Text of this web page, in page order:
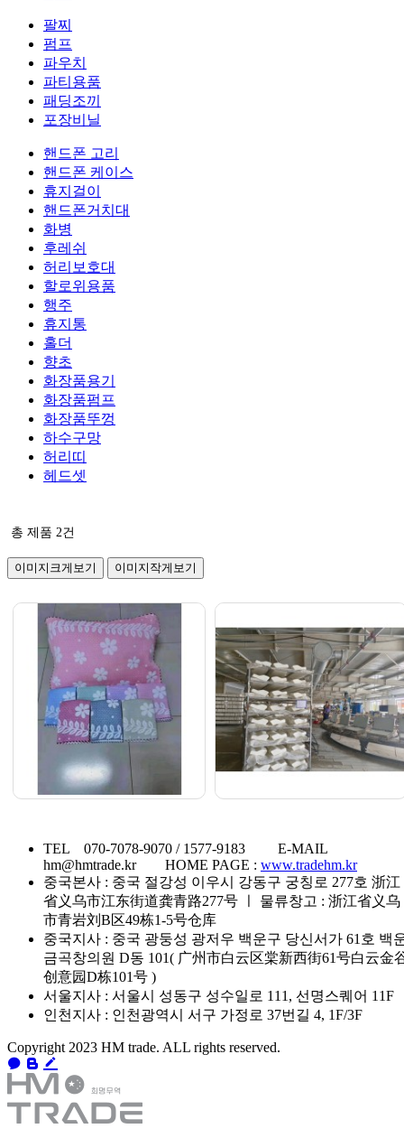
팔찌
펌프
파우치
파티용품
패딩조끼
포장비닐
핸드폰 고리
핸드폰 케이스
휴지걸이
핸드폰거치대
화병
후레쉬
허리보호대
할로위용품
행주
휴지통
홀더
향초
화장품용기
화장품펌프
화장품뚜껑
하수구망
허리띠
헤드셋
총 제품 2건
이미지크게보기 이미지작게보기
TEL 070-7078-9070 / 1577-9183 E-MAIL
hm@hmtrade.kr HOME PAGE : www.tradehm.kr
중국본사 : 중국 절강성 이우시 강동구 궁칭로 277호 浙江
省义乌市江东街道龚青路277号 ㅣ 물류창고 : 浙江省义乌
市青岩刘B区49栋1-5号仓库
중국지사 : 중국 광둥성 광저우 백운구 당신서가 61호 백
금곡창의원 D동 101( 广州市白云区棠新西街61号白云金
创意园D栋101号 )
서울지사 : 서울시 성동구 성수일로 111, 선명스퀘어 11F
인천지사 : 인천광역시 서구 가정로 37번길 4, 1F/3F
Copyright 2023 HM trade. ALL rights reserved.